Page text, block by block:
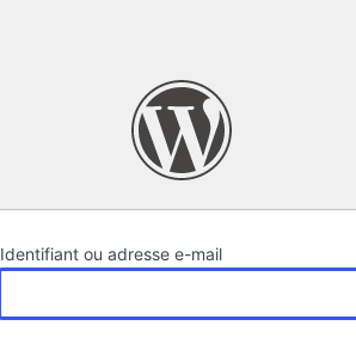
Identifiant ou adresse e-mail